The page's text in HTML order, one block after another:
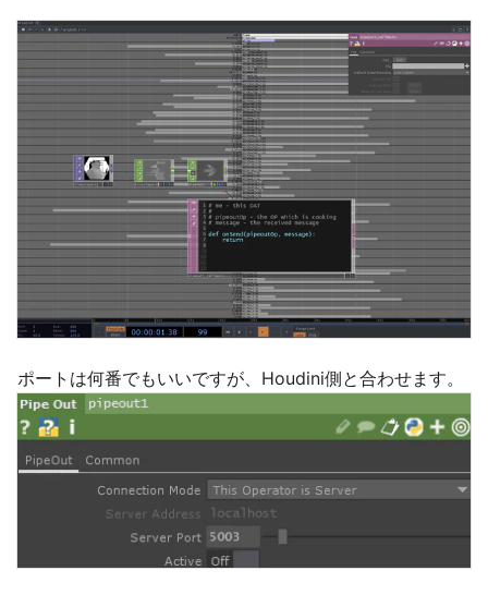
ポートは何番でもいいですが、Houdini側と合わせます。